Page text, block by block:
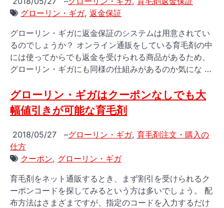
グローリン・ギガ, 返金保証
グローリン・ギガに返金保証のシステムは用意されてい
るのでしょうか？ オンライン通販をしている育毛剤の中
には使ってからでも返金を受けられる商品があるため、
グローリン・ギガにも同様の仕組みがあるのか気にな …
グローリン・ギガはクーポンなしでも大
幅値引きが可能な育毛剤
2018/05/27 –グローリン・ギガ, 育毛剤注文・購入の
仕方
クーポン, グローリン・ギガ
育毛剤をネット通販するとき、まず割引を受けられるク
ーポンコードを探してみるという方は多いでしょう。 配
布方法はさまざまですが、指定のコードを入力するだけ